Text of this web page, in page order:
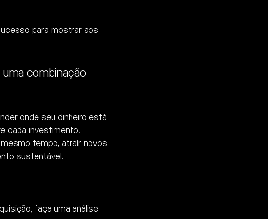
para mostrar aos
combinação
onde seu dinheiro está
cada investimento.
tempo, atrair novos
sustentável.
faça uma análise